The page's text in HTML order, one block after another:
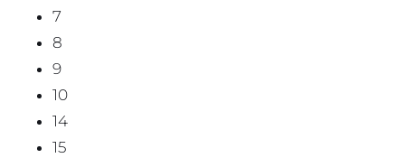
7
8
9
10
14
15